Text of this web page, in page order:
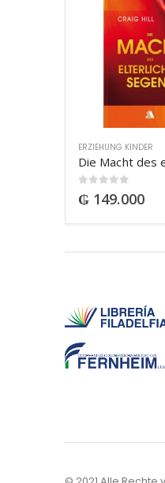
ERZIEHUNG KINDER
0out of 5
₲ 149.000